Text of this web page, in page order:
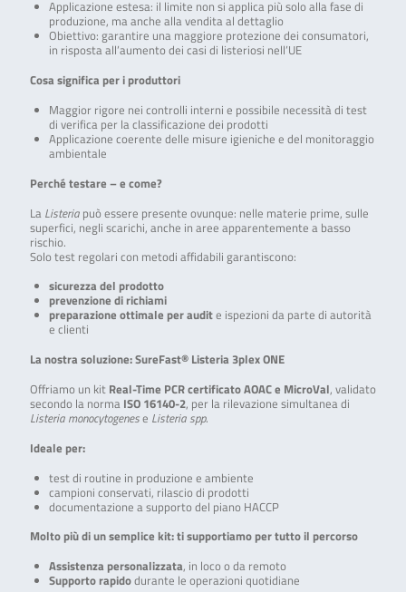
Applicazione estesa: il limite non si applica più solo alla fase di
produzione, ma anche alla vendita al dettaglio
Obiettivo: garantire una maggiore protezione dei consumatori,
in risposta all’aumento dei casi di listeriosi nell’UE
Cosa significa per i produttori
Maggior rigore nei controlli interni e possibile necessità di test
di verifica per la classificazione dei prodotti
Applicazione coerente delle misure igieniche e del monitoraggio
ambientale
Perché testare – e come?
La Listeriapuò essere presente ovunque: nelle materie prime, sulle
superfici, negli scarichi, anche in aree apparentemente a basso
rischio.
Solo test regolari con metodi affidabili garantiscono:
sicurezza del prodotto
prevenzione di richiami
preparazione ottimale per audite ispezioni da parte di autorità
e clienti
La nostra soluzione: SureFast® Listeria 3plex ONE
Offriamo un kit Real-Time PCR certificato AOAC e MicroVal, validato
secondo la norma ISO 16140-2, per la rilevazione simultanea di
Listeria monocytogenese Listeria spp.
Ideale per:
test di routine in produzione e ambiente
campioni conservati, rilascio di prodotti
documentazione a supporto del piano HACCP
Molto più di un semplice kit: ti supportiamo per tutto il percorso
Assistenza personalizzata, in loco o da remoto
Supporto rapidodurante le operazioni quotidiane